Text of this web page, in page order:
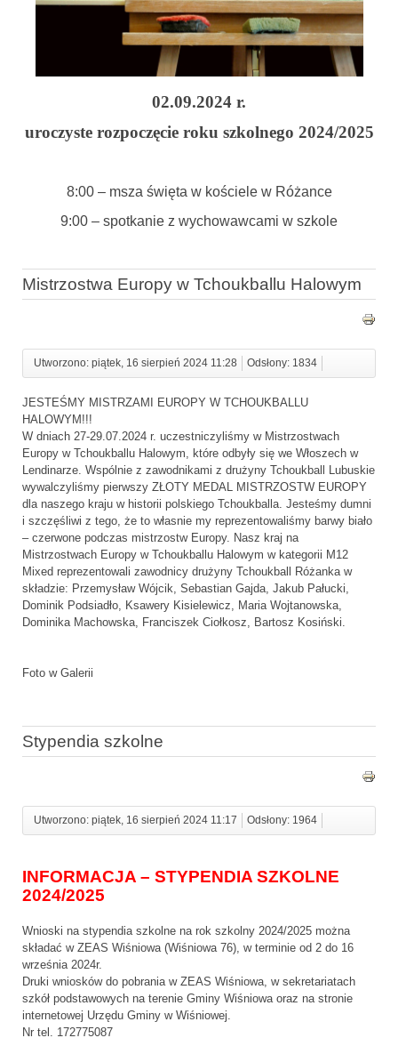
02.09.2024 r.
uroczyste rozpoczęcie roku szkolnego 2024/2025
8:00 – msza święta w kościele w Różance
9:00 – spotkanie z wychowawcami w szkole
Mistrzostwa Europy w Tchoukballu Halowym
Utworzono: piątek, 16 sierpień 2024 11:28 Odsłony: 1834
JESTEŚMY MISTRZAMI EUROPY W TCHOUKBALLU
HALOWYM!!!
W dniach 27-29.07.2024 r. uczestniczyliśmy w Mistrzostwach
Europy w Tchoukballu Halowym, które odbyły się we Włoszech w
Lendinarze. Wspólnie z zawodnikami z drużyny Tchoukball Lubuskie
wywalczyliśmy pierwszy ZŁOTY MEDAL MISTRZOSTW EUROPY
dla naszego kraju w historii polskiego Tchoukballa. Jesteśmy dumni
i szczęśliwi z tego, że to własnie my reprezentowaliśmy barwy biało
– czerwone podczas mistrzostw Europy. Nasz kraj na
Mistrzostwach Europy w Tchoukballu Halowym w kategorii M12
Mixed reprezentowali zawodnicy drużyny Tchoukball Różanka w
składzie: Przemysław Wójcik, Sebastian Gajda, Jakub Pałucki,
Dominik Podsiadło, Ksawery Kisielewicz, Maria Wojtanowska,
Dominika Machowska, Franciszek Ciołkosz, Bartosz Kosiński.
Foto w Galerii
Stypendia szkolne
Utworzono: piątek, 16 sierpień 2024 11:17 Odsłony: 1964
INFORMACJA – STYPENDIA SZKOLNE
2024/2025
Wnioski na stypendia szkolne na rok szkolny 2024/2025 można
składać w ZEAS Wiśniowa (Wiśniowa 76), w terminie od 2 do 16
września 2024r.
Druki wniosków do pobrania w ZEAS Wiśniowa, w sekretariatach
szkół podstawowych na terenie Gminy Wiśniowa oraz na stronie
internetowej Urzędu Gminy w Wiśniowej.
Nr tel. 172775087